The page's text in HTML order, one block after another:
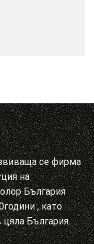
се фирма
на
България
, като
България.